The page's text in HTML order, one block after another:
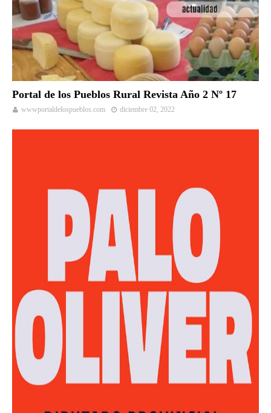
Portal de los Pueblos Rural Revista Año 2 Nº 17
wwwportaldelospueblos.com diciembre 02, 2022